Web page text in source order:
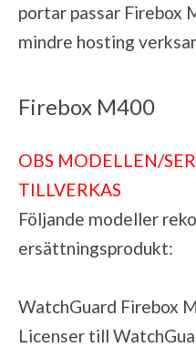
portar passar Firebox
mindre hosting
Firebox M400
OBS MODELLEN/
TILLVERKAS
Följande modeller
ersättningsprodukt:
WatchGuard Firebox
Licenser till